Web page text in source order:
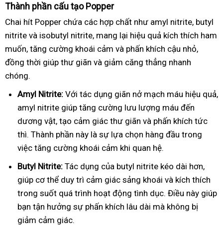
Thành phần cấu tạo Popper
Chai hít Popper chứa các hợp chất như amyl nitrite, butyl
nitrite và isobutyl nitrite, mang lại hiệu quả kích thích ham
muốn, tăng cường khoái cảm và phấn khích cậu nhỏ,
đồng thời giúp thư giãn và giảm căng thẳng nhanh
chóng.
Amyl Nitrite: Với tác dụng giãn nở mạch máu hiệu quả,
amyl nitrite giúp tăng cường lưu lượng máu đến
dương vật, tạo cảm giác thư giãn và phấn khích tức
thì. Thành phần này là sự lựa chọn hàng đầu trong
việc tăng cường khoái cảm khi quan hệ.
Butyl Nitrite: Tác dụng của butyl nitrite kéo dài hơn,
giúp cơ thể duy trì cảm giác sảng khoái và kích thích
trong suốt quá trình hoạt động tình dục. Điều này giúp
bạn tận hưởng sự phấn khích lâu dài mà không bị
giảm cảm giác.